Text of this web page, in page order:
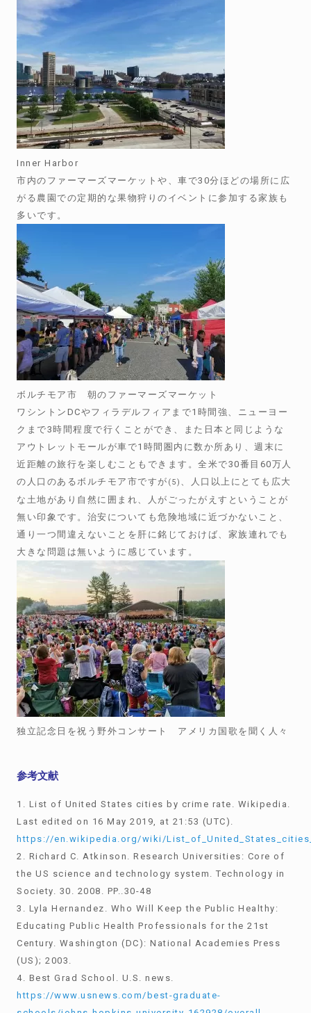
Inner Harbor
市内のファーマーズマーケットや、車で30分ほどの場所に広
がる農園での定期的な果物狩りのイベントに参加する家族も
多いです。
ボルチモア市 朝のファーマーズマーケット
ワシントンDCやフィラデルフィアまで1時間強、ニューヨー
クまで3時間程度で行くことができ、また日本と同じような
アウトレットモールが車で1時間圏内に数か所あり、週末に
近距離の旅行を楽しむこともできます。全米で30番目60万人
の人口のあるボルチモア市ですが (5) 、人口以上にとても広大
な土地があり自然に囲まれ、人がごったがえすということが
無い印象です。治安についても危険地域に近づかないこと、
通り一つ間違えないことを肝に銘じておけば、家族連れでも
大きな問題は無いように感じています。
独立記念日を祝う野外コンサート アメリカ国歌を聞く人々
参考文献
1. List of United States cities by crime rate. Wikipedia.
Last edited on 16 May 2019, at 21:53 (UTC).
https://en.wikipedia.org/wiki/
2. Richard C. Atkinson. Research Universities: Core of
the US science and technology system. Technology in
Society. 30. 2008. PP..30-48
3. Lyla Hernandez. Who Will Keep the Public Healthy:
Educating Public Health Professionals for the 21st
Century. Washington (DC): National Academies Press
(US); 2003.
4. Best Grad School. U.S. news.
https://www.usnews.com/best-graduate-